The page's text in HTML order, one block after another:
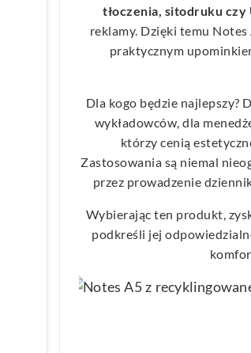
tłoczenia, sitodruku czy
reklamy. Dzięki temu
praktycznym
Dla kogo będzie najlepszy?
wykładowców, dla
którzy cenią
Zastosowania są niemal
przez prowadzenie
Wybierając ten produkt,
podkreśli jej